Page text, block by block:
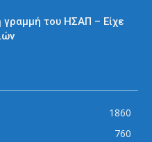
του ΗΣΑΠ – Είχε
1860
760